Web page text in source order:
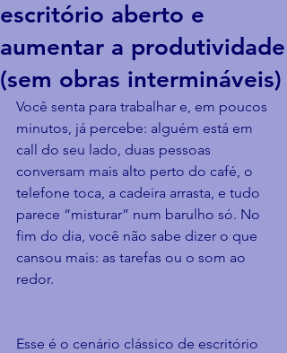
escritório aberto e
aumentar a produtividade
(sem obras intermináveis)
Você senta para trabalhar e, em poucos
minutos, já percebe: alguém está em
call do seu lado, duas pessoas
conversam mais alto perto do café, o
telefone toca, a cadeira arrasta, e tudo
parece “misturar” num barulho só. No
fim do dia, você não sabe dizer o que
cansou mais: as tarefas ou o som ao
redor.
Esse é o cenário clássico de escritório